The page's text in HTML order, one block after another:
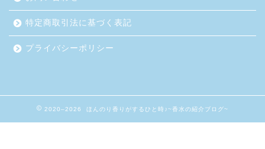
特定商取引法に基づく表記
プライバシーポリシー
2020–2026 ほんのり香りがするひと時♪~香水の紹介ブログ~